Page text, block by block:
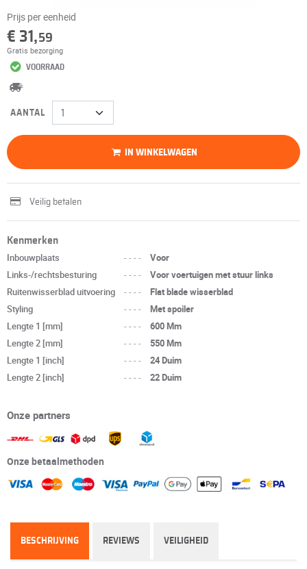
Prijs per eenheid
€ 31,59
Gratis bezorging
VOORRAAD
AANTAL
IN WINKELWAGEN
Veilig betalen
Kenmerken
Inbouwplaats ----
Voor
Links-/rechtsbesturing
----
Voor voertuigen met stuur links
Ruitenwisserblad uitvoering
----
Flat blade wisserblad
Styling
----
Met spoiler
Lengte 1 [mm]
----
600 Mm
Lengte 2 [mm]
----
550 Mm
Lengte 1 [inch]
----
24 Duim
Lengte 2 [inch]
---- 22 Duim
Onze partners
Onze betaalmethoden
BESCHRIJVING REVIEWS VEILIGHEID